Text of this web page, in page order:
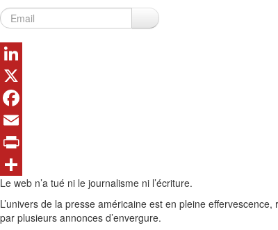
LinkedIn
X
Facebook
Email
Print
Share
Le web n’a tué ni le journalisme ni l’écriture.
L’univers de la presse américaine est en pleine
par plusieurs annonces d’envergure.